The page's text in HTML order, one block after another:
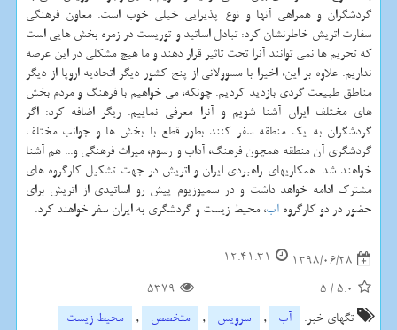
گردشگران و همراهی آنها و نوع پذیرایی خیلی خوب است. معاون فرهنگی
سفارت اتریش خاطرنشان كرد: تبادل اساتید و توریست در زمره بخش هایی است
كه تحریم ها نمی توانند آنرا تحت تاثیر قرار دهند و ما هیچ مشكلی در این عرصه
نداریم. علاوه بر این، اخیرا با مسوولانی از پنج كشور دیگر اتحادیه اروپا از دیگر
مناطق طبیعت گردی بازدید كردیم. چونكه، می خواهیم با فرهنگ و مردم بخش
های مختلف ایران آشنا شویم و آنرا معرفی نماییم. ریگر اضافه كرد: اگر
گردشگران به یك منطقه سفر كنند بطور قطع با بخش ها و جوانب مختلف
گردشگری آن منطقه همچون فرهنگ، آداب و رسوم، میراث فرهنگی و... هم آشنا
خواهند شد. همكاریهای راهبردی ایران و اتریش در جهت تشكیل كارگروه های
مشترك ادامه خواهد داشت و در سمپوزیوم پیش رو اساتیدی از اتریش برای
حضور در دو كارگروه آب، محیط زیست و گردشگری به ایران سفر خواهند كرد.
1398/06/28
12:41:31
5.0
/
5
5379
تگهای خبر:
آب , سرویس , متخصص , محیط زیست